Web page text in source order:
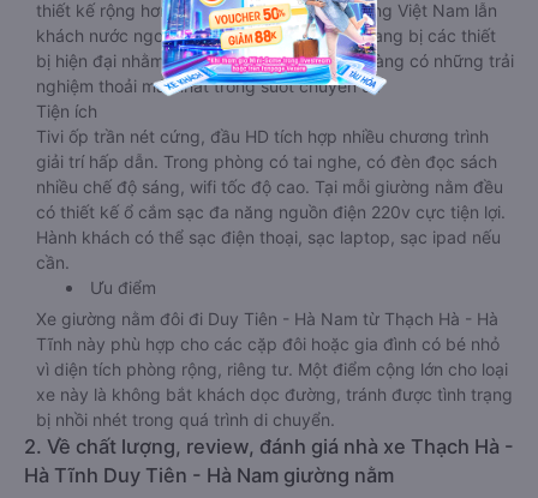
thiết kế rộng hơn, phù hợp với cả khách hàng Việt Nam lẫn
khách nước ngoài. Nhà xe vẫn chú trọng trang bị các thiết
bị hiện đại nhằm đảm bảo cho quý khách hàng có những trải
nghiệm thoải mái nhất trong suốt chuyến đi.
Tiện ích
Tivi ốp trần nét cứng, đầu HD tích hợp nhiều chương trình
giải trí hấp dẫn. Trong phòng có tai nghe, có đèn đọc sách
nhiều chế độ sáng, wifi tốc độ cao. Tại mỗi giường nằm đều
có thiết kế ổ cắm sạc đa năng nguồn điện 220v cực tiện lợi.
Hành khách có thể sạc điện thoại, sạc laptop, sạc ipad nếu
cần.
Ưu điểm
Xe giường nằm đôi đi Duy Tiên - Hà Nam từ Thạch Hà - Hà
Tĩnh này phù hợp cho các cặp đôi hoặc gia đình có bé nhỏ
vì diện tích phòng rộng, riêng tư. Một điểm cộng lớn cho loại
xe này là không bắt khách dọc đường, tránh được tình trạng
bị nhồi nhét trong quá trình di chuyển.
2. Về chất lượng, review, đánh giá nhà xe Thạch Hà -
Hà Tĩnh Duy Tiên - Hà Nam giường nằm